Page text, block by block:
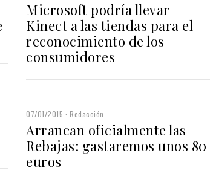
Microsoft podría llevar
Kinect a las tiendas para el
reconocimiento de los
consumidores
07/01/2015 Redacción
Arrancan oficialmente las
Rebajas: gastaremos unos 80
euros